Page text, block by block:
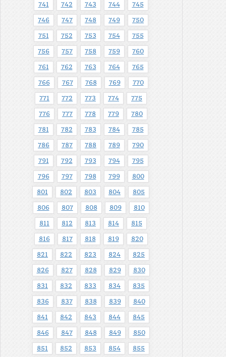
741 742 743 744 745
746 747 748 749 750
751 752 753 754 755
756 757 758 759 760
761 762 763 764 765
766 767 768 769 770
771 772 773 774 775
776 777 778 779 780
781 782 783 784 785
786 787 788 789 790
791 792 793 794 795
796 797 798 799 800
801 802 803 804 805
806 807 808 809 810
811 812 813 814 815
816 817 818 819 820
821 822 823 824 825
826 827 828 829 830
831 832 833 834 835
836 837 838 839 840
841 842 843 844 845
846 847 848 849 850
851 852 853 854 855